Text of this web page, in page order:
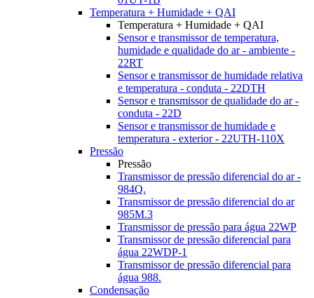
Temperatura + Humidade + QAI
Temperatura + Humidade + QAI
Sensor e transmissor de temperatura,
humidade e qualidade do ar - ambiente -
22RT
Sensor e transmissor de humidade relativa
e temperatura - conduta - 22DTH
Sensor e transmissor de qualidade do ar -
conduta - 22D
Sensor e transmissor de humidade e
temperatura - exterior - 22UTH-110X
Pressão
Pressão
Transmissor de pressão diferencial do ar -
984Q.
Transmissor de pressão diferencial do ar
985M.3
Transmissor de pressão para água 22WP
Transmissor de pressão diferencial para
água 22WDP-1
Transmissor de pressão diferencial para
água 988.
Condensação